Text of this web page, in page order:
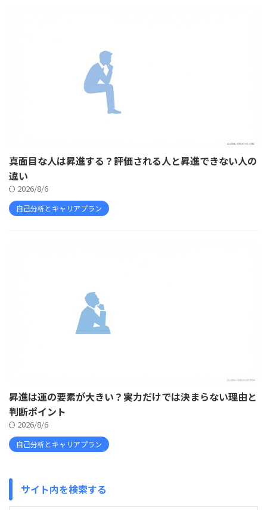
真面目な人は昇進する？評価される人と昇進できない人の
違い
2026/8/6
自己分析とキャリアプラン
昇進は運の要素が大きい？実力だけでは決まらない理由と
判断ポイント
2026/8/6
自己分析とキャリアプラン
サイト内を検索する